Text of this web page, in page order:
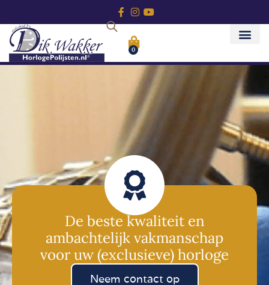
0
De beste kwaliteit en
ambachtelijk vakmanschap
voor uw (exclusieve) horloge
Neem contact op